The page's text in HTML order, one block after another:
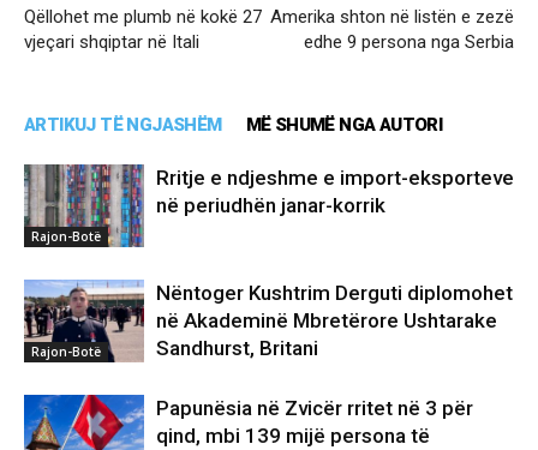
Qëllohet me plumb në kokë 27
vjeçari shqiptar në Itali
Amerika shton në listën e zezë
edhe 9 persona nga Serbia
ARTIKUJ TË NGJASHËM MË SHUMË NGA AUTORI
Rajon-Botë
Rritje e ndjeshme e import-eksporteve
në periudhën janar-korrik
Rajon-Botë
Nëntoger Kushtrim Derguti diplomohet
në Akademinë Mbretërore Ushtarake
Sandhurst, Britani
Papunësia në Zvicër rritet në 3 për
qind, mbi 139 mijë persona të